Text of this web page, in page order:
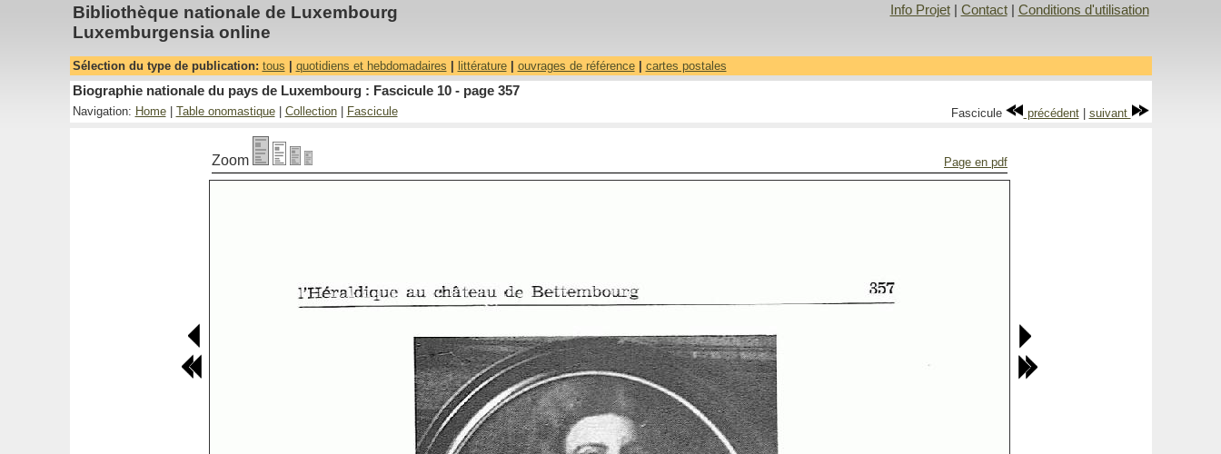
Bibliothèque nationale de Luxembourg
Luxemburgensia online
Info Projet| Contact| Conditions d'utilisation
Sélection du type de publication: tous quotidiens et hebdomadaires littérature| ouvrages de référence| cartes postales
Biographie nationale du pays de Luxembourg : Fascicule 10 - page 357
Navigation: Home| Table onomastique| Collection| Fascicule Fascicule précédent| suivant
Zoom Page en pdf